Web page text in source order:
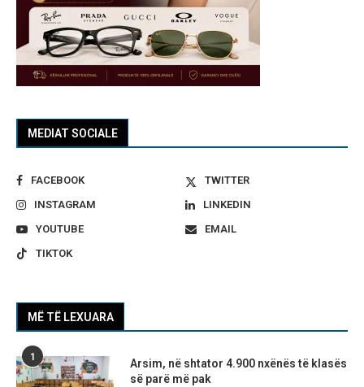
MEDIAT SOCIALE
FACEBOOK
TWITTER
INSTAGRAM
LINKEDIN
YOUTUBE
EMAIL
TIKTOK
MË TË LEXUARA
1
Arsim, në shtator 4.900 nxënës të klasës
së parë më pak